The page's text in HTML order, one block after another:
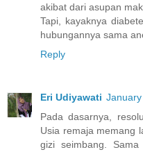
akibat dari asupan
Tapi, kayaknya
hubungannya sama
Reply
Eri Udiyawati
Pada dasarnya,
Usia remaja memang
gizi seimbang. Sama